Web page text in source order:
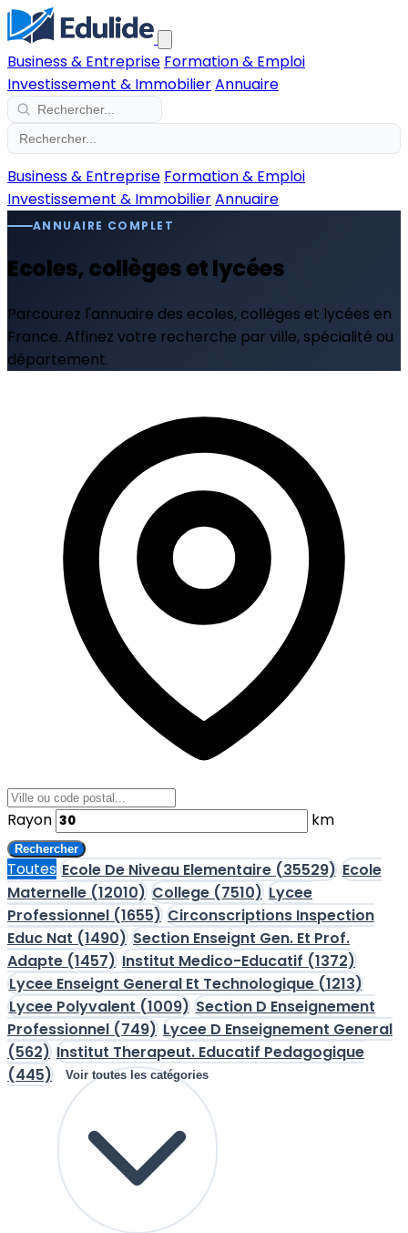
Business & Entreprise Formation & Emploi
Investissement & ImmobilierAnnuaire
Business & Entreprise Formation & Emploi
Investissement & ImmobilierAnnuaire
ANNUAIRE COMPLET
Ecoles, collèges et lycées
Parcourez l'annuaire des ecoles, collèges et lycées en
France. Affinez votre recherche par ville, spécialité ou
département.
Rayon km
Rechercher
Toutes Ecole De Niveau Elementaire (35529) Ecole
Maternelle (12010) College (7510) Lycee
Professionnel (1655) Circonscriptions Inspection
Educ Nat (1490) Section Enseignt Gen. Et Prof.
Adapte (1457) Institut Medico-Educatif (1372)
Lycee Enseignt General Et Technologique (1213)
Lycee Polyvalent (1009) Section D Enseignement
Professionnel (749) Lycee D Enseignement General
(562) Institut Therapeut. Educatif Pedagogique
(445)
Voir toutes les catégories